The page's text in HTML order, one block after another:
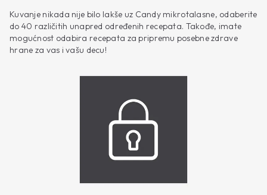
Kuvanje nikada nije bilo lakše uz Candy mikrotalasne, odaberite
do 40 različitih unapred određenih recepata. Takođe, imate
mogućnost odabira recepata za pripremu posebne zdrave
hrane za vas i vašu decu!